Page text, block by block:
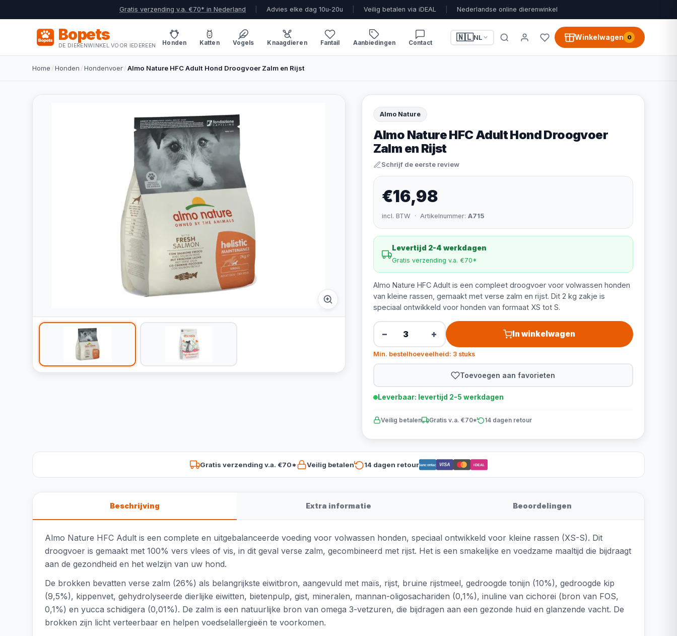
Gratis verzending v.a. €70* in Nederland Advies elke dag 10u-20u Veilig betalen via iDEAL Nederlandse online dierenwinkel
Bopets
DE DIERENWINKEL VOOR IEDEREEN Honden Katten Vogels Knaagdieren Fantail Aanbiedingen Contact
🇳🇱NL Winkelwagen 0
Home /Honden /Hondenvoer/Almo Nature HFC Adult Hond Droogvoer Zalm en Rijst
Almo Nature
Almo Nature HFC Adult Hond Droogvoer
Zalm en Rijst
Schrijf de eerste review
€16,98
incl. BTW · Artikelnummer: A715
Levertijd 2-4 werkdagen
Gratis verzending v.a. €70*
Almo Nature HFC Adult is een compleet droogvoer voor volwassen honden
van kleine rassen, gemaakt met verse zalm en rijst. Dit 2 kg zakje is
speciaal ontwikkeld voor honden van formaat XS tot S.
− + In winkelwagen
Min. bestelhoeveelheid: 3 stuks
Toevoegen aan favorieten
Leverbaar: levertijd 2-5 werkdagen
Veilig betalen Gratis v.a. €70* 14 dagen retour
Gratis verzending v.a. €70* Veilig betalen 14 dagen retourBancontact VISA iDEAL
Beschrijving Extra informatie Beoordelingen
Almo Nature HFC Adult is een complete en uitgebalanceerde voeding voor volwassen honden, speciaal ontwikkeld voor kleine rassen (XS-S). Dit
droogvoer is gemaakt met 100% vers vlees of vis, in dit geval verse zalm, gecombineerd met rijst. Het is een smakelijke en voedzame maaltijd die bijdraagt
aan de gezondheid en het welzijn van uw hond.
De brokken bevatten verse zalm (26%) als belangrijkste eiwitbron, aangevuld met maïs, rijst, bruine rijstmeel, gedroogde tonijn (10%), gedroogde kip
(9,5%), kippenvet, gehydrolyseerde dierlijke eiwitten, bietenpulp, gist, mineralen, mannan-oligosachariden (0,1%), inuline van cichorei (bron van FOS,
0,1%) en yucca schidigera (0,01%). De zalm is een natuurlijke bron van omega 3-vetzuren, die bijdragen aan een gezonde huid en glanzende vacht. De
brokken zijn licht verteerbaar en helpen voedselallergieën te voorkomen.